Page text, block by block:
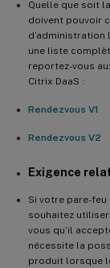
Quelle que soit
doivent pouvoir
une liste
reportez-vous
Citrix DaaS :
Rendezvous V1
Rendezvous V2
Exigence
Si votre pare-
souhaitez
vous qu’il
nécessite la
produit lorsque